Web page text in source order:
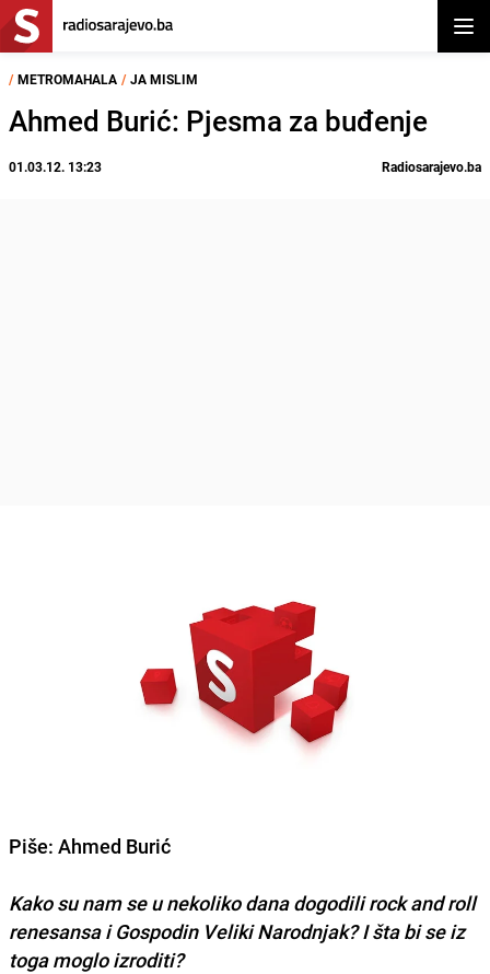
/ METROMAHALA / JA MISLIM
Ahmed Burić: Pjesma za buđenje
01.03.12. 13:23 Radiosarajevo.ba
Piše: Ahmed Burić
Kako su nam se u nekoliko dana dogodili rock and roll
renesansa i Gospodin Veliki Narodnjak? I šta bi se iz
toga moglo izroditi?